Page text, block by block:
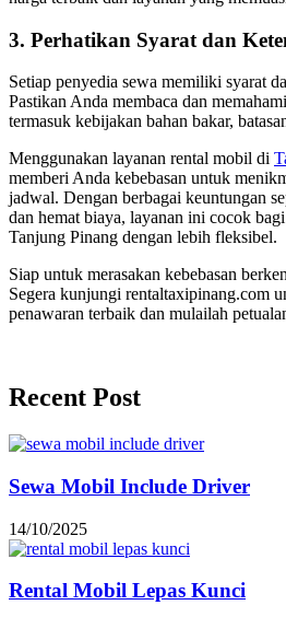
3. Perhatikan Syarat dan
Setiap penyedia sewa memiliki syarat
Pastikan Anda membaca dan
termasuk kebijakan bahan bakar,
Menggunakan layanan rental mobil di
memberi Anda kebebasan untuk
jadwal. Dengan berbagai keuntungan
dan hemat biaya, layanan ini cocok
Tanjung Pinang dengan lebih fleksibel.
Siap untuk merasakan kebebasan
Segera kunjungi rentaltaxipinang.com
penawaran terbaik dan mulailah
Recent Post
Sewa Mobil Include Driver
14/10/2025
Rental Mobil Lepas Kunci